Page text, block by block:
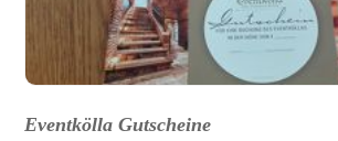
Eventkölla Gutscheine